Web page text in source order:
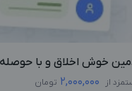
خوش اخلاق و با حوصله
از 2,000,000 تومان